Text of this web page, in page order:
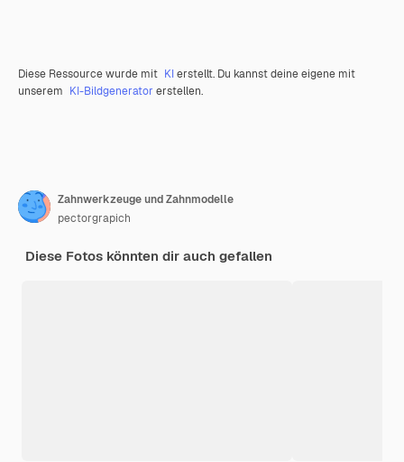
Diese Ressource wurde mit KIerstellt. Du kannst deine eigene mit
unserem KI-Bildgenerator erstellen.
Zahnwerkzeuge und Zahnmodelle
pectorgrapich
Diese Fotos könnten dir auch gefallen